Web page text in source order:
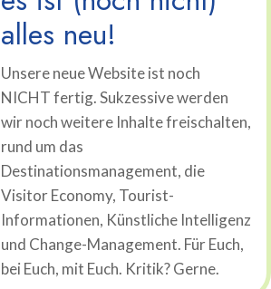
alles neu!
Unsere neue Website ist noch
NICHT fertig. Sukzessive werden
wir noch weitere Inhalte freischalten,
rund um das
Destinationsmanagement, die
Visitor Economy, Tourist-
Informationen, Künstliche Intelligenz
und Change-Management. Für Euch,
bei Euch, mit Euch. Kritik? Gerne.